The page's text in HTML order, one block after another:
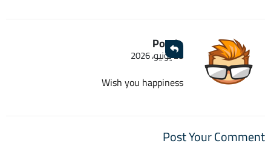
Pornip
28 يونيو، 2026
Wish you happiness
Post Your Comment